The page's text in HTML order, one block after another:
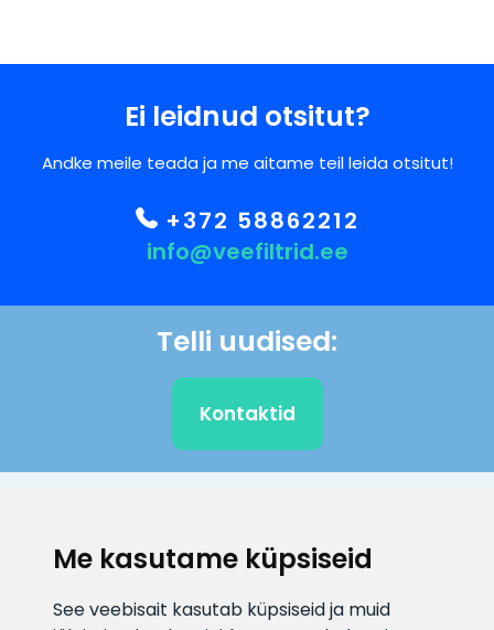
Me kasutame küpsiseid
See veebisait kasutab küpsiseid ja muid
Ei leidnud otsitut?
Andke meile teada ja me aitame teil leida otsitut!
+372 58862212
info@veefiltrid.ee
Telli uudised:
Kontaktid
info@veefiltrid.ee
Infotelefon
+372 58862212